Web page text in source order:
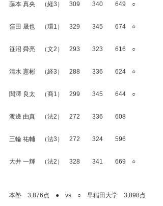
藤本 真央　（経3）　309　　340　　649　○
窪田 晟也　（環1）　329　　345　　674　○
笹沼 舜亮　（文2）　293　　323　　616　○
清水 憲彬　（経3）　288　　336　　624　○
関澤 良太　（商1）　299　　345　　644　○
渡邊 由真　（法2）　272　　336　　608
三輪 祐輔　（法3）　272　　324　　596
大井 一輝　（法2）　328　　341　　669　○
本塾　3,876点　●　vs　○　早稲田大学　3,898点